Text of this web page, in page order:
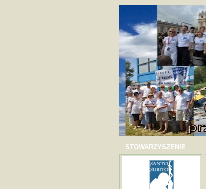
STOWARZYSZENIE